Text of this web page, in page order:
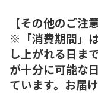
【その他のご注意
※「消費期間」
し上がれる日ま
が十分に可能な
ています。お届